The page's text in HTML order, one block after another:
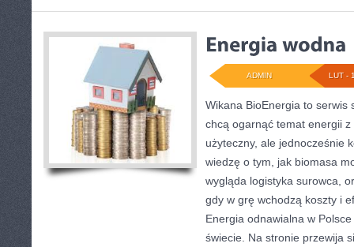
LUT -
ADMIN
Wikana BioEnergia to serwis
chcą ogarnąć temat energii
użyteczny, ale jednocześnie
wiedzę o tym, jak biomasa
wygląda logistyka surowca,
gdy w grę wchodzą koszty i
Energia odnawialna w
świecie. Na stronie przewija